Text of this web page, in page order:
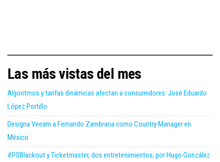
Las más vistas del mes
Algoritmos y tarifas dinámicas afectan a consumidores: José Eduardo
López Portillo
Designa Veeam a Fernando Zambrana como Country Manager en
México
#PSBlackout y Ticketmaster, dos entretenimientos; por Hugo González